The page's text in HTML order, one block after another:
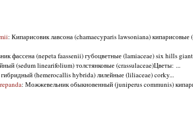
: Кипарисовик лавсона (chamaecyparis lawsoniana) кипарисовые
фассена (nepeta faassenii) губоцветные (lamiaceae) six hills
(sedum linearifolium) толстянковые (crassulaceae)Цветы: ...
(hemerocallis hybrida) лилейные (liliaceae) corky...
: Можжевельник обыкновенный (juniperus communis)